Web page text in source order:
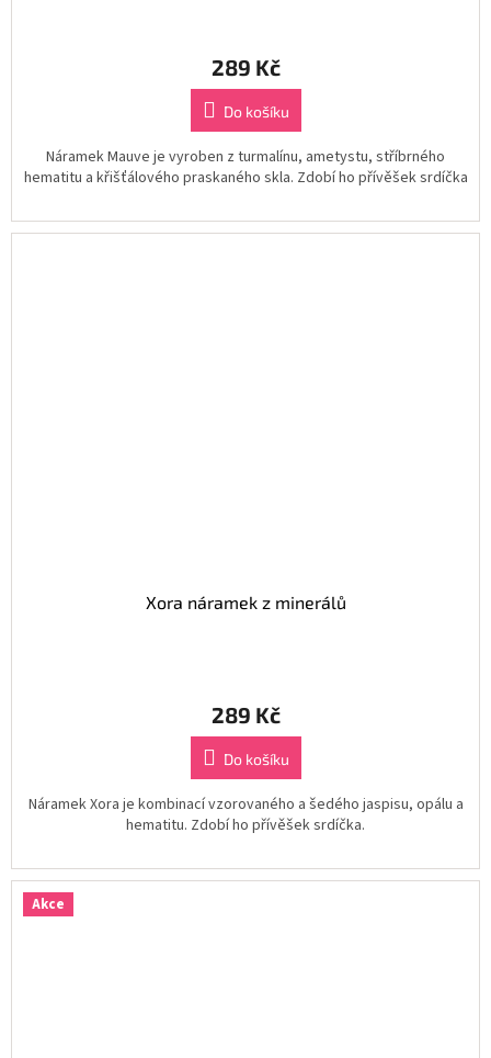
289 Kč
Do košíku
Náramek Mauve je vyroben z turmalínu, ametystu, stříbrného
hematitu a křišťálového praskaného skla. Zdobí ho přívěšek srdíčka
Xora náramek z minerálů
289 Kč
Do košíku
Náramek Xora je kombinací vzorovaného a šedého jaspisu, opálu a
hematitu. Zdobí ho přívěšek srdíčka.
Akce